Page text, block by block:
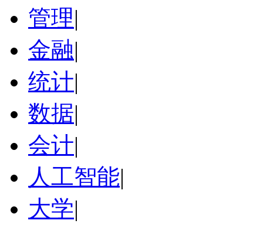
管理|
金融|
统计|
数据|
会计|
人工智能|
大学|